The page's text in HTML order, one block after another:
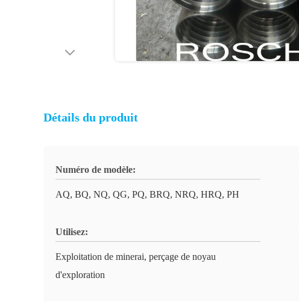
Détails du produit
Numéro de modèle:
AQ, BQ, NQ, QG, PQ, BRQ, NRQ, HRQ, PH
Utilisez:
Exploitation de minerai, perçage de noyau
d'exploration